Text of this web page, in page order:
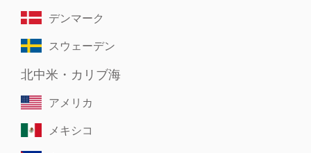
デンマーク
スウェーデン
北中米・カリブ海
アメリカ
メキシコ